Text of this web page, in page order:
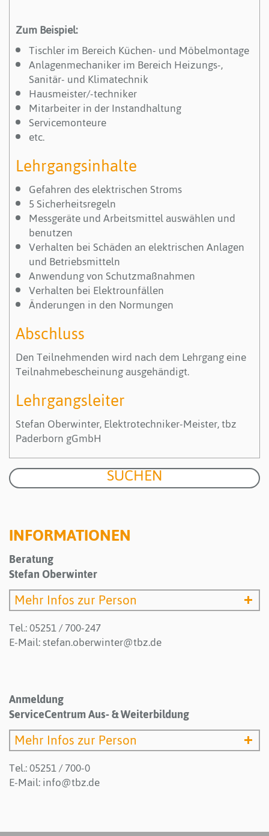
Zum Beispiel:
Tischler im Bereich Küchen- und Möbelmontage
Anlagenmechaniker im Bereich Heizungs-,
Sanitär- und Klimatechnik
Hausmeister/-techniker
Mitarbeiter in der Instandhaltung
Servicemonteure
etc.
Lehrgangsinhalte
Gefahren des elektrischen Stroms
5 Sicherheitsregeln
Messgeräte und Arbeitsmittel auswählen und
benutzen
Verhalten bei Schäden an elektrischen Anlagen
und Betriebsmitteln
Anwendung von Schutzmaßnahmen
Verhalten bei Elektrounfällen
Änderungen in den Normungen
Abschluss
Den Teilnehmenden wird nach dem Lehrgang eine
Teilnahmebescheinung ausgehändigt.
Lehrgangsleiter
Stefan Oberwinter, Elektrotechniker-Meister, tbz
Paderborn gGmbH
INFORMATIONEN
Beratung
Stefan Oberwinter
Mehr Infos zur Person
Tel.: 05251 / 700-247
E-Mail:stefan.oberwinter@tbz.de
Anmeldung
ServiceCentrum Aus- & Weiterbildung
Mehr Infos zur Person
Tel.: 05251 / 700-0
E-Mail:info@tbz.de